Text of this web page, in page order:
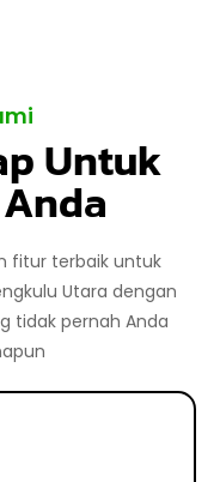
Untuk
fitur terbaik untuk
Utara dengan
tidak pernah Anda